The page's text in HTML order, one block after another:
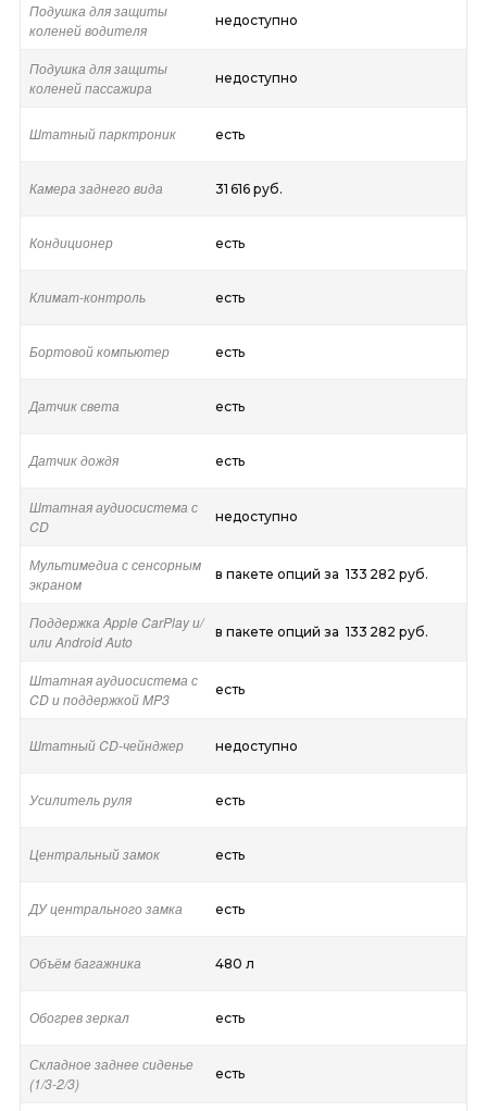
Подушка для защиты
коленей водителя
недоступно
Подушка для защиты
коленей пассажира
недоступно
Штатный парктроник есть
Камера заднего вида 31 616 руб.
Кондиционер есть
Климат-контроль есть
Бортовой компьютер есть
Датчик света есть
Датчик дождя есть
Штатная аудиосистема с
CD
недоступно
Мультимедиа с сенсорным
экраном
в пакете опций за 133 282 руб.
Поддержка Apple CarPlay и/
или Android Auto
в пакете опций за 133 282 руб.
Штатная аудиосистема с
CD и поддержкой MP3
есть
Штатный CD-чейнджер недоступно
Усилитель руля есть
Центральный замок есть
ДУ центрального замка есть
Объём багажника 480 л
Обогрев зеркал есть
Складное заднее сиденье
(1/3-2/3)
есть